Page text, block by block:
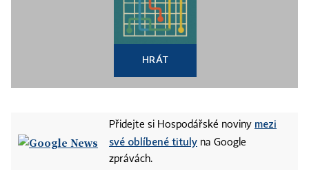
HRÁT
Přidejte si Hospodářské noviny mezi
své oblíbené tituly na Google
zprávách.